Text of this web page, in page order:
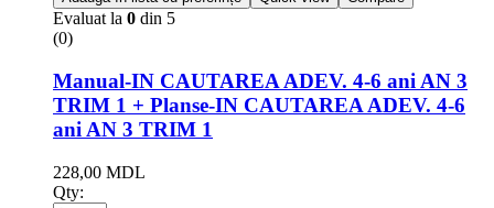
Evaluat la 0 din 5
(0)
Manual-IN CAUTAREA ADEV. 4-6 ani AN 3
TRIM 1 + Planse-IN CAUTAREA ADEV. 4-6
ani AN 3 TRIM 1
228,00 MDL
Qty: